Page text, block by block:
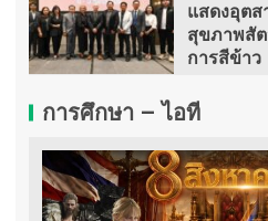
แสดงอุต
สุขภาพสัต
การสีข้าว
การศึกษา – ไอที